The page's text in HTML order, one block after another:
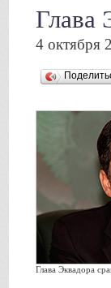
Глава
4 октября
Глава Эквадора